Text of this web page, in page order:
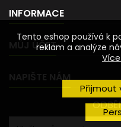
Tento eshop používá k
reklam a analýze
Přijmout
INFORMACE
MŮJ ÚČET
NAPIŠTE NÁM